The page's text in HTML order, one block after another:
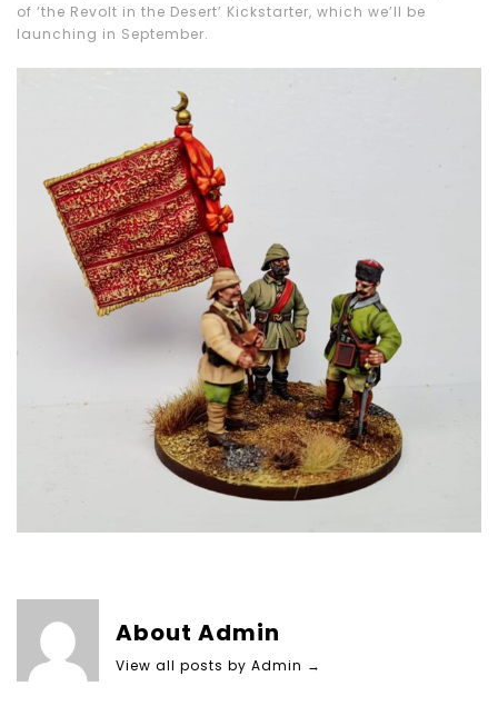
of ‘the Revolt in the Desert’ Kickstarter, which we’ll be
launching in September.
About Admin
View all posts by Admin →